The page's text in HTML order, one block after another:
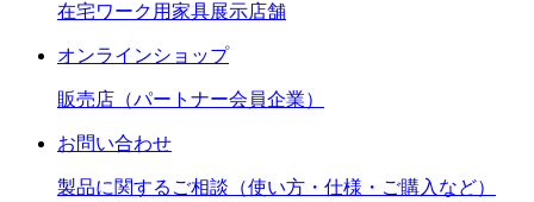
在宅ワーク用家具展示店舗
オンラインショップ
販売店（パートナー会員企業）
お問い合わせ
製品に関するご相談（使い方・仕様・ご購入など）